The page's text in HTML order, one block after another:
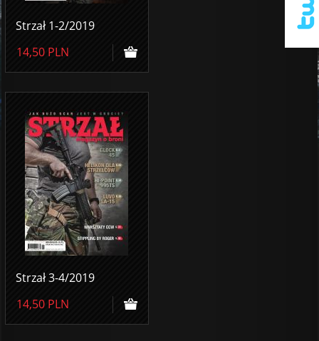
Strzał 1-2/2019
14,50 PLN
Strzał 3-4/2019
14,50 PLN